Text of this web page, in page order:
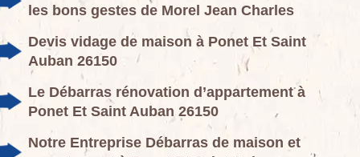
les bons gestes de Morel Jean Charles
Devis vidage de maison à Ponet Et Saint
Auban 26150
Le Débarras rénovation d’appartement à
Ponet Et Saint Auban 26150
Notre Entreprise Débarras de maison et